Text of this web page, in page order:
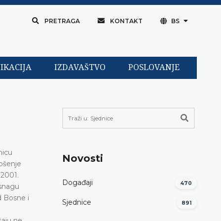
PRETRAGA KONTAKT BS
IZDAVAŠTVO POSLOVANJE
podvrgavanja nehumanom postupku iz člana II/3.b) Ustava Bosne i Hercegovine i člana 3. Evropske konvencije za zaštitu ljudskih prava i osnovnih sloboda, kao i prava na porodični život iz člana II/3.f) Ustava Bosne i Hercegovine i člana 8. E Novosti
Događaji 470
Sjednice 891